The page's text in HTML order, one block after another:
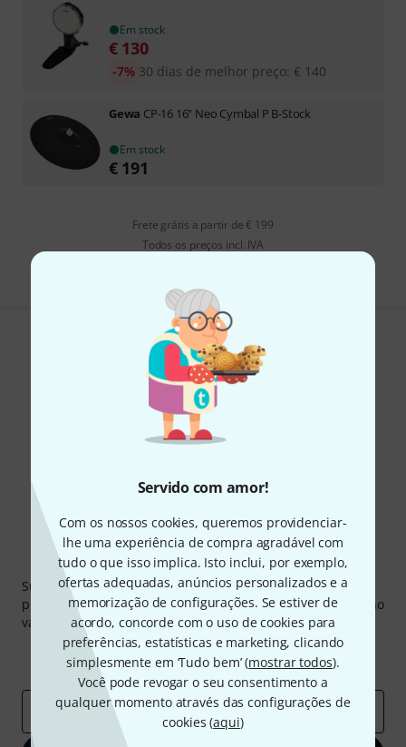
Servido com amor!
Com os nossos cookies, queremos providenciar-
lhe uma experiência de compra agradável com
tudo o que isso implica. Isto inclui, por exemplo,
ofertas adequadas, anúncios personalizados e a
memorização de configurações. Se estiver de
acordo, concorde com o uso de cookies para
preferências, estatísticas e marketing, clicando
simplesmente em ‘Tudo bem’ (mostrar todos).
Você pode revogar o seu consentimento a
qualquer momento através das configurações de
cookies (aqui)
Em stock
€ 130
30 dias de melhor preço: € 140
-7%
Gewa CP-16 16" Neo Cymbal P B-Stock
Em stock
€ 191
Frete grátis a partir de € 199
Todos os preços incl. IVA
Gosta do que vê?
Partilhar Ajuda e feedback
Newsletter Thomann
Subscreva a Newsletter da Thomann em inglês e com um
pouco de sorte você poderá ganhar um dos50 vouchers
no
valor de50 €cada!
Contribuições inspiradoras
Ofertas
Insights da Thomann
Endereço de e-mail*